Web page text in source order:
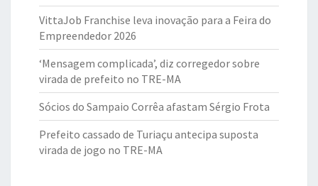
VittaJob Franchise leva inovação para a Feira do
Empreendedor 2026
‘Mensagem complicada’, diz corregedor sobre
virada de prefeito no TRE-MA
Sócios do Sampaio Corrêa afastam Sérgio Frota
Prefeito cassado de Turiaçu antecipa suposta
virada de jogo no TRE-MA